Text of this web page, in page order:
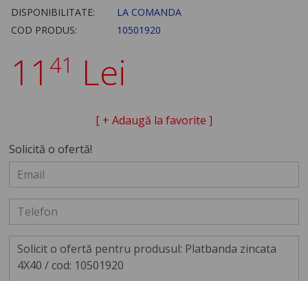
DISPONIBILITATE:
LA COMANDA
COD PRODUS:
10501920
11 41 Lei
[ + Adaugă la favorite ]
Solicită o ofertă!